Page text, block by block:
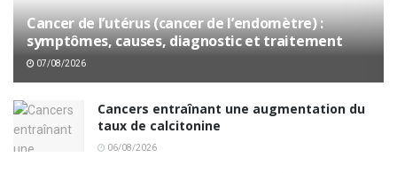
Cancer de l’utérus (cancer de l’endomètre) :
symptômes, causes, diagnostic et traitement
07/08/2026
Cancers entraînant une augmentation du
taux de calcitonine
06/08/2026